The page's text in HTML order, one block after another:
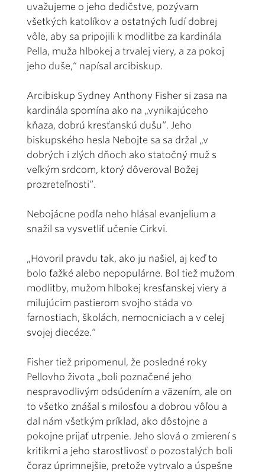
uvažujeme o jeho dedičstve, pozývam
všetkých katolíkov a ostatných ľudí dobrej
vôle, aby sa pripojili k modlitbe za kardinála
Pella, muža hlbokej a trvalej viery, a za pokoj
jeho duše,“ napísal arcibiskup.
Arcibiskup Sydney Anthony Fisher si zasa na
kardinála spomína ako na „vynikajúceho
kňaza, dobrú kresťanskú dušu“. Jeho
biskupského hesla Nebojte sa sa držal „v
dobrých i zlých dňoch ako statočný muž s
veľkým srdcom, ktorý dôveroval Božej
prozreteľnosti“.
Nebojácne podľa neho hlásal evanjelium a
snažil sa vysvetliť učenie Cirkvi.
„Hovoril pravdu tak, ako ju našiel, aj keď to
bolo ťažké alebo nepopulárne. Bol tiež mužom
modlitby, mužom hlbokej kresťanskej viery a
milujúcim pastierom svojho stáda vo
farnostiach, školách, nemocniciach a v celej
svojej diecéze.“
Fisher tiež pripomenul, že posledné roky
Pellovho života „boli poznačené jeho
nespravodlivým odsúdením a väzením, ale on
to všetko znášal s milosťou a dobrou vôľou a
dal nám všetkým príklad, ako dôstojne a
pokojne prijať utrpenie. Jeho slová o zmierení s
kritikmi a jeho starostlivosť o pozostalých boli
čoraz úprimnejšie, pretože vytrvalo a úspešne